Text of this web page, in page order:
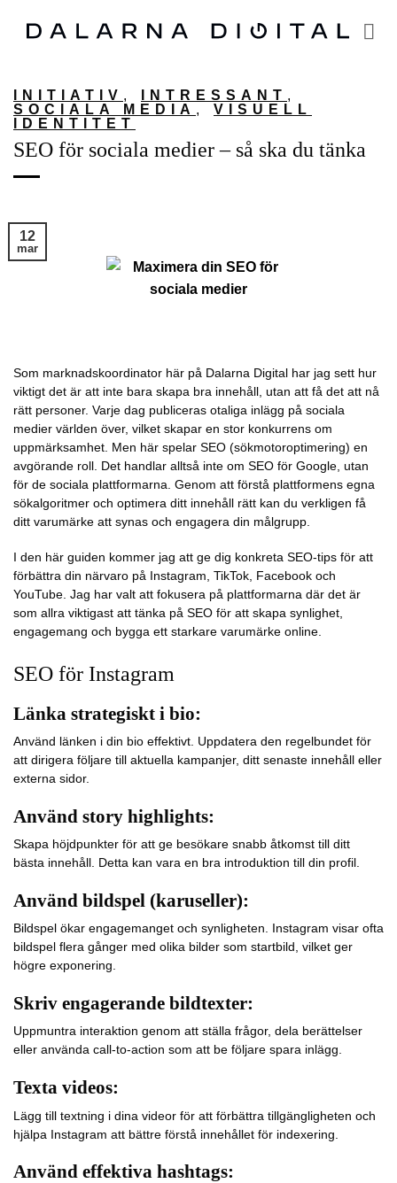
INITIATIV , INTRESSANT ,
SOCIALA MEDIA , VISUELL
IDENTITET
SEO för sociala medier – så ska du tänka
12
mar
Som marknadskoordinator här på Dalarna Digital har jag sett hur
viktigt det är att inte bara skapa bra innehåll, utan att få det att nå
rätt personer. Varje dag publiceras otaliga inlägg på sociala
medier världen över, vilket skapar en stor konkurrens om
uppmärksamhet. Men här spelar SEO (sökmotoroptimering) en
avgörande roll. Det handlar alltså inte om SEO för Google, utan
för de sociala plattformarna. Genom att förstå plattformens egna
sökalgoritmer och optimera ditt innehåll rätt kan du verkligen få
ditt varumärke att synas och engagera din målgrupp.
I den här guiden kommer jag att ge dig konkreta SEO-tips för att
förbättra din närvaro på Instagram, TikTok, Facebook och
YouTube. Jag har valt att fokusera på plattformarna där det är
som allra viktigast att tänka på SEO för att skapa synlighet,
engagemang och bygga ett starkare varumärke online.
SEO för Instagram
Länka strategiskt i bio:
Använd länken i din bio effektivt. Uppdatera den regelbundet för
att dirigera följare till aktuella kampanjer, ditt senaste innehåll eller
externa sidor.
Använd story highlights:
Skapa höjdpunkter för att ge besökare snabb åtkomst till ditt
bästa innehåll. Detta kan vara en bra introduktion till din profil.
Använd bildspel (karuseller):
Bildspel ökar engagemanget och synligheten. Instagram visar ofta
bildspel flera gånger med olika bilder som startbild, vilket ger
högre exponering.
Skriv engagerande bildtexter:
Uppmuntra interaktion genom att ställa frågor, dela berättelser
eller använda call-to-action som att be följare spara inlägg.
Texta videos:
Lägg till textning i dina videor för att förbättra tillgängligheten och
hjälpa Instagram att bättre förstå innehållet för indexering.
Använd effektiva hashtags: